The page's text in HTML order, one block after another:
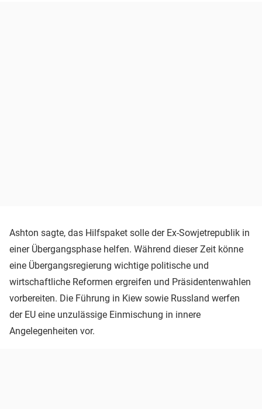
Ashton sagte, das Hilfspaket solle der Ex-Sowjetrepublik in
einer Übergangsphase helfen. Während dieser Zeit könne
eine Übergangsregierung wichtige politische und
wirtschaftliche Reformen ergreifen und Präsidentenwahlen
vorbereiten. Die Führung in Kiew sowie Russland werfen
der EU eine unzulässige Einmischung in innere
Angelegenheiten vor.